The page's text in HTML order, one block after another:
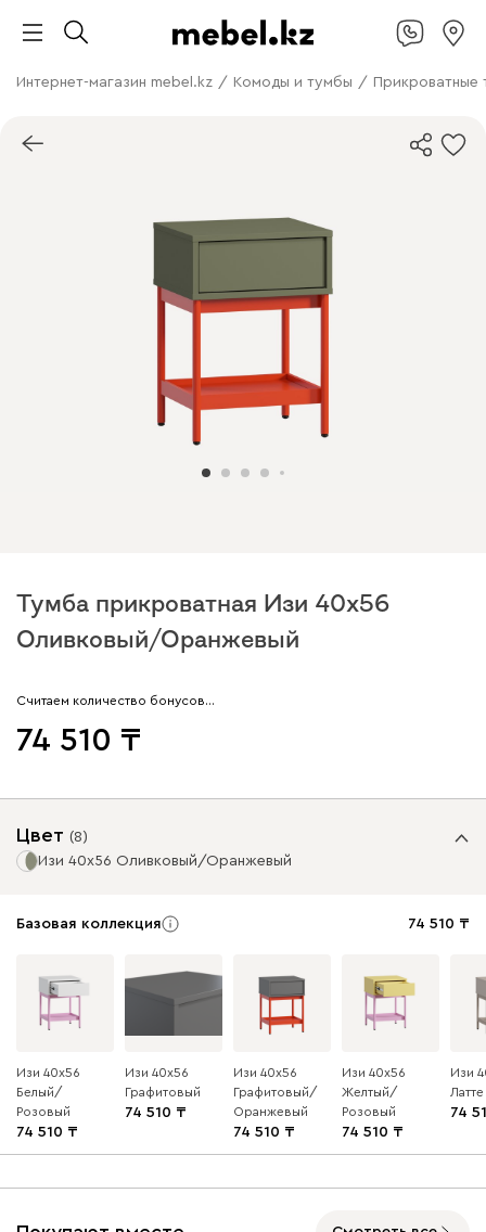
Интернет-магазин mebel.kz / Комоды и тумбы / Прикроватные
Тумба прикроватная Изи 40x56
Оливковый/Оранжевый
Считаем количество бонусов…
74 510
Цвет (8)
Изи 40x56 Оливковый/Оранжевый
Базовая коллекция 74 510
Изи 40x56
Белый/
Розовый
74 510
Изи 40x56
Графитовый
74 510
Изи 40x56
Графитовый/
Оранжевый
74 510
Изи 40x56
Желтый/
Розовый
74 510
Изи
Латте
74